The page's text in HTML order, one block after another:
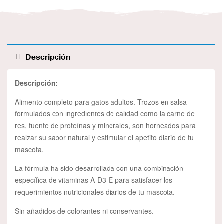
Descripción
Descripción:
Alimento completo para gatos adultos. Trozos en salsa
formulados con ingredientes de calidad como la carne de
res, fuente de proteínas y minerales, son horneados para
realzar su sabor natural y estimular el apetito diario de tu
mascota.
La fórmula ha sido desarrollada con una combinación
específica de vitaminas A-D3-E para satisfacer los
requerimientos nutricionales diarios de tu mascota.
Sin añadidos de colorantes ni conservantes.